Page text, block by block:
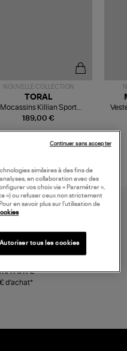
NOUVELLE COLLECTION
189,00 €
TORAL
Mocassins Killian Sport
Mousse
d'achat*
similaires à des fins de
en collaboration avec des
vos choix via « Paramétrer »,
») ou refuser ceux non strictement
en savoir plus sur l’utilisation de
Autoriser tous les cookies
Continuer sans accepter